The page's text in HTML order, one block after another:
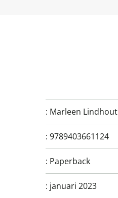
: Marleen Lindhout
: 9789403661124
: Paperback
: januari 2023